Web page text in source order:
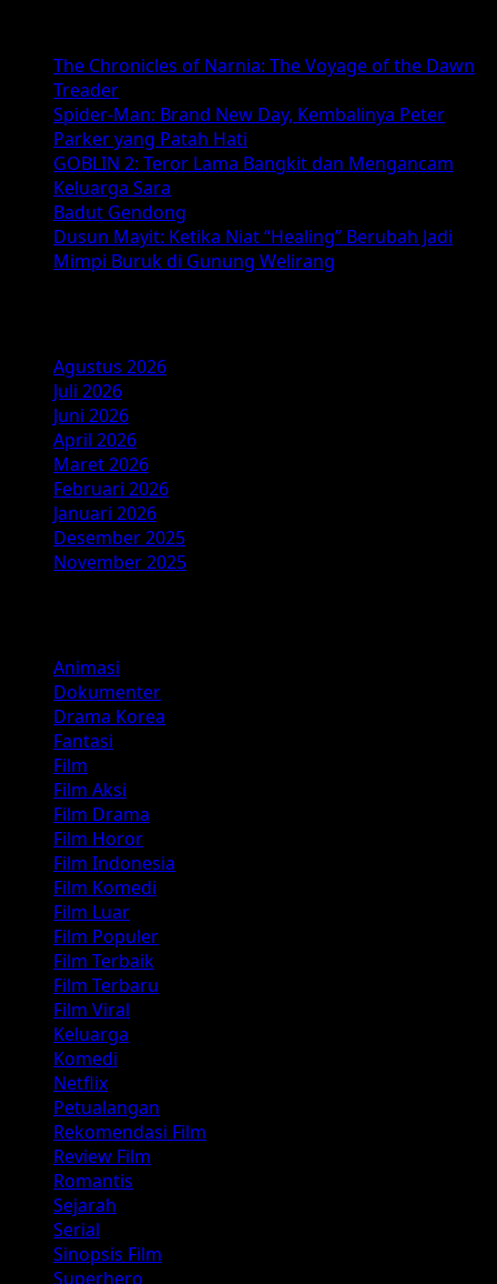
Mesin
Menjadi
Makhluk
Hidup
The Chronicles of Narnia: The Voyage of the Dawn
Treader
Spider-Man: Brand New Day, Kembalinya Peter
Parker yang Patah Hati
GOBLIN 2: Teror Lama Bangkit dan Mengancam
Keluarga Sara
Badut Gendong
Dusun Mayit: Ketika Niat “Healing” Berubah Jadi
Mimpi Buruk di Gunung Welirang
Agustus 2026
Juli 2026
Juni 2026
April 2026
Maret 2026
Februari 2026
Januari 2026
Desember 2025
November 2025
Animasi
Dokumenter
Drama Korea
Fantasi
Film
Film Aksi
Film Drama
Film Horor
Film Indonesia
Film Komedi
Film Luar
Film Populer
Film Terbaik
Film Terbaru
Film Viral
Keluarga
Komedi
Netflix
Petualangan
Rekomendasi Film
Review Film
Romantis
Sejarah
Serial
Sinopsis Film
Superhero